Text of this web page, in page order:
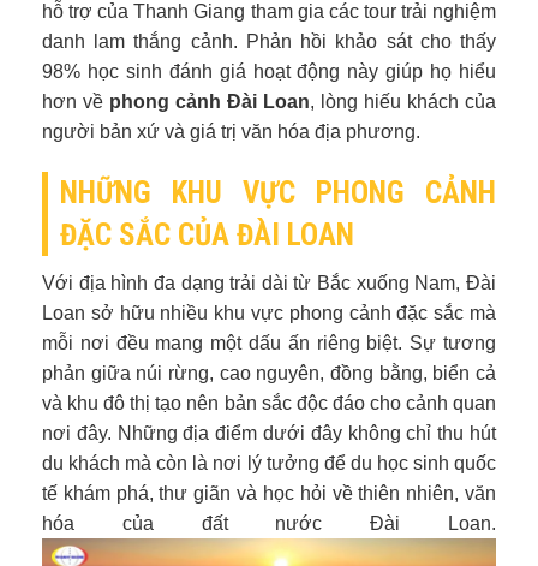
hỗ trợ của Thanh Giang tham gia các tour trải nghiệm
danh lam thắng cảnh. Phản hồi khảo sát cho thấy
98% học sinh đánh giá hoạt động này giúp họ hiểu
hơn về phong cảnh Đài Loan, lòng hiếu khách của
người bản xứ và giá trị văn hóa địa phương.
NHỮNG KHU VỰC PHONG CẢNH
ĐẶC SẮC CỦA ĐÀI LOAN
Với địa hình đa dạng trải dài từ Bắc xuống Nam, Đài
Loan sở hữu nhiều khu vực phong cảnh đặc sắc mà
mỗi nơi đều mang một dấu ấn riêng biệt. Sự tương
phản giữa núi rừng, cao nguyên, đồng bằng, biển cả
và khu đô thị tạo nên bản sắc độc đáo cho cảnh quan
nơi đây. Những địa điểm dưới đây không chỉ thu hút
du khách mà còn là nơi lý tưởng để du học sinh quốc
tế khám phá, thư giãn và học hỏi về thiên nhiên, văn
hóa của đất nước Đài Loan.